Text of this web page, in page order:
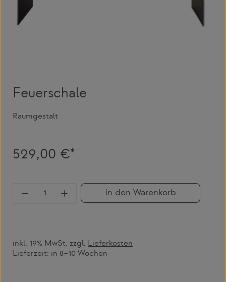
Feuerschale
Raumgestalt
529,00 €*
Produkt Anzahl: Gib den gewünschten
in den Warenkorb
inkl. 19% MwSt. zzgl. Lieferkosten
Lieferzeit: in 8–10 Wochen